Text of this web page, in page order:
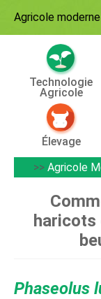
Agricole moderne
Technologie
Agricole
Élevage
>> Agricole
Phaseolus